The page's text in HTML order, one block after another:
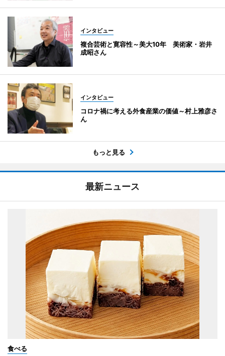
インタビュー
複合芸術と寛容性～美大10年 美術家・岩井
成昭さん
インタビュー
コロナ禍に考える外食産業の価値～村上雅彦さ
ん
もっと見る
最新ニュース
食べる